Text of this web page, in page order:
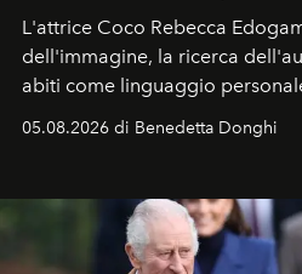
L'attrice Coco Rebecca
dell'immagine, la ricerca
abiti come linguaggio
05.08.2026 di Benedetta Donghi